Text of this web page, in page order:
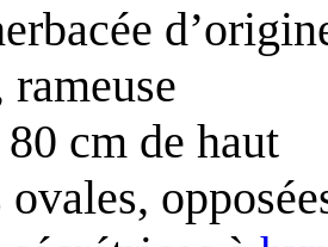
rameuse
80 cm de haut